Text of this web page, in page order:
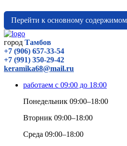
Перейти к основному
город Тамбов
+7 (906) 657-33-54
+7 (991) 350-29-42
keramika68@mail.ru
работаем с 09:00 до 18:00
Понедельник 09:00–18:00
Вторник 09:00–18:00
Среда 09:00–18:00